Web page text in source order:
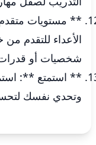
** مستويات متقدم
الأعداء للتقدم من
شخصيات أو
** استمتع **:
وتحدي نفسك